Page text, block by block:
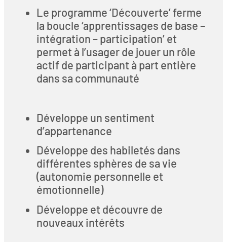
Le programme ‘Découverte’ ferme
la boucle ‘apprentissages de base –
intégration – participation’ et
permet à l’usager de jouer un rôle
actif de participant à part entière
dans sa communauté
Développe un sentiment
d’appartenance
Développe des habiletés dans
différentes sphères de sa vie
(autonomie personnelle et
émotionnelle)
Développe et découvre de
nouveaux intérêts